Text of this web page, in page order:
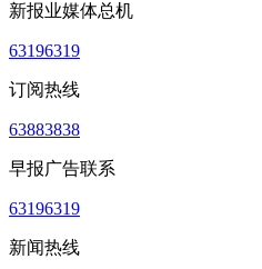
新报业媒体总机
63196319
订阅热线
63883838
早报广告联系
63196319
新闻热线